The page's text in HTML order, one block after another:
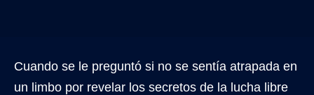
Cuando se le preguntó si no se sentía atrapada en
un limbo por revelar los secretos de la lucha libre